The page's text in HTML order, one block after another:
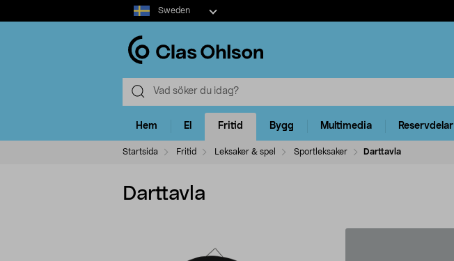
Select
market
Sweden
Hem El Fritid Bygg Multimedia Reservdelar
Startsida Fritid Leksaker & spel Sportleksaker Darttavla
Darttavla